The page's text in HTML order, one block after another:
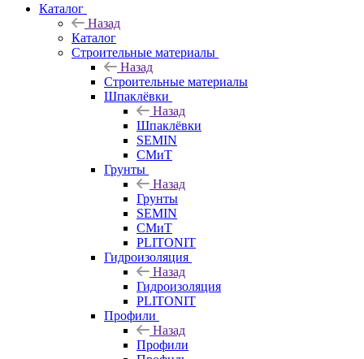
Каталог
Назад
Каталог
Строительные материалы
Назад
Строительные материалы
Шпаклёвки
Назад
Шпаклёвки
SEMIN
СМиТ
Грунты
Назад
Грунты
SEMIN
СМиТ
PLITONIT
Гидроизоляция
Назад
Гидроизоляция
PLITONIT
Профили
Назад
Профили